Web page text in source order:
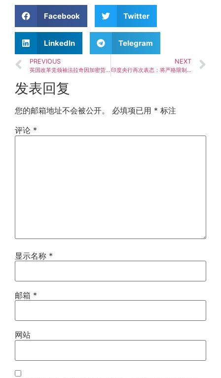
Facebook Twitter
LinkedIn Telegram
PREVIOUS
英国改革党领袖法拉奇因加密货币捐款调查辞职，宣布重选
NEXT
印度央行再次表态：将严格限制加密货币相关银行业务
发表回复
您的邮箱地址不会被公开。 必填项已用 * 标注
评论 *
显示名称 *
邮箱 *
网站